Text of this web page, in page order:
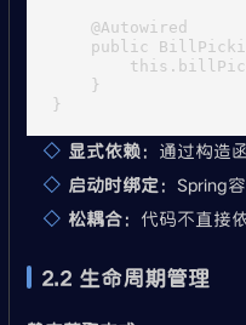
    @Autowired
public
    }
显式依赖：通过构造
启动时绑定：Spring
松耦合：代码不直接
2.2 生命周期管理